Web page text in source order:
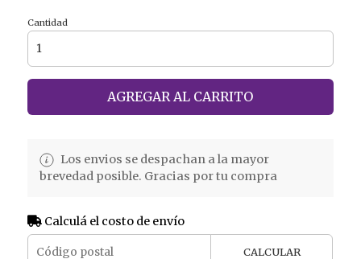
Cantidad
AGREGAR AL CARRITO
Los envios se despachan a la mayor
brevedad posible. Gracias por tu compra
Calculá el costo de envío
CALCULAR